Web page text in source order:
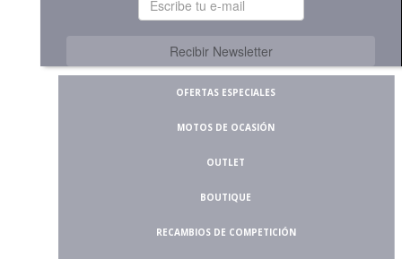
OFERTAS ESPECIALES
MOTOS DE OCASIÓN
OUTLET
BOUTIQUE
RECAMBIOS DE COMPETICIÓN